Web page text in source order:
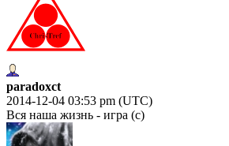
paradoxct
2014-12-04 03:53 pm (UTC)
Вся наша жизнь - игра (с)